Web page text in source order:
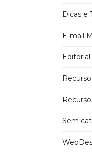
Dicas e
E-mail
Editorial
Sem